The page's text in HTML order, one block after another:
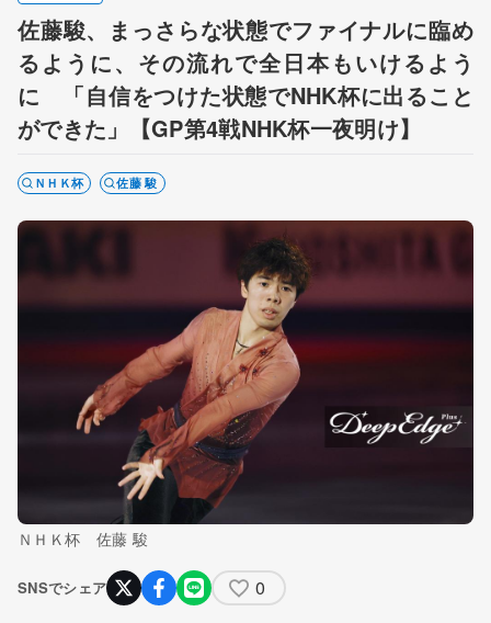
佐藤駿、まっさらな状態でファイナルに臨め
るように、その流れで全日本もいけるよう
に 「自信をつけた状態でNHK杯に出ること
ができた」【GP第4戦NHK杯一夜明け】
ＮＨＫ杯 佐藤 駿
ＮＨＫ杯 佐藤 駿
SNSでシェア 0